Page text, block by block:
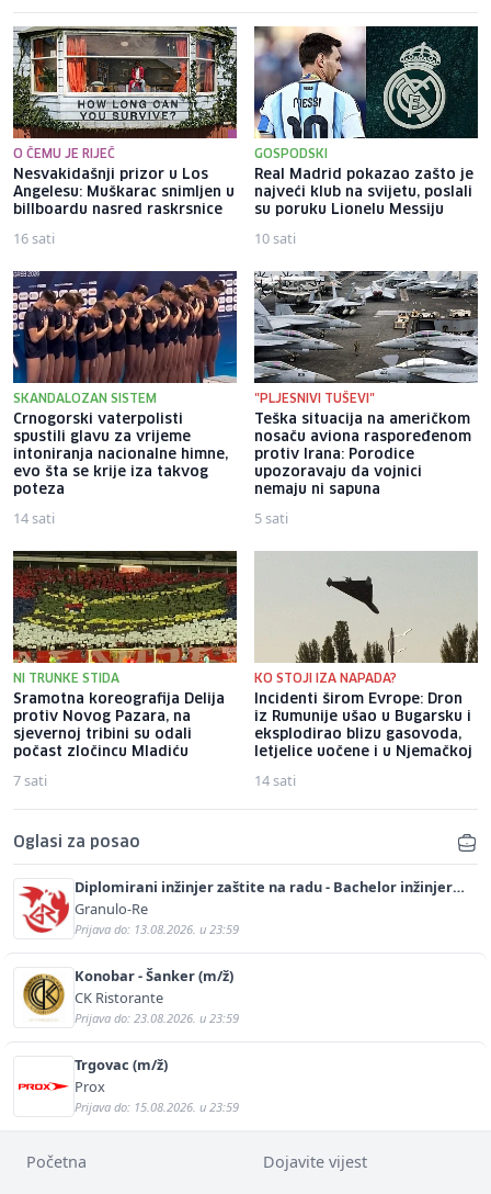
O ČEMU JE RIJEČ
Nesvakidašnji prizor u Los
Angelesu: Muškarac snimljen u
billboardu nasred raskrsnice
16 sati
GOSPODSKI
Real Madrid pokazao zašto je
najveći klub na svijetu, poslali
su poruku Lionelu Messiju
10 sati
SKANDALOZAN SISTEM
Crnogorski vaterpolisti
spustili glavu za vrijeme
intoniranja nacionalne himne,
evo šta se krije iza takvog
poteza
14 sati
"PLJESNIVI TUŠEVI"
Teška situacija na američkom
nosaču aviona raspoređenom
protiv Irana: Porodice
upozoravaju da vojnici
nemaju ni sapuna
5 sati
NI TRUNKE STIDA
Sramotna koreografija Delija
protiv Novog Pazara, na
sjevernoj tribini su odali
počast zločincu Mladiću
7 sati
KO STOJI IZA NAPADA?
Incidenti širom Evrope: Dron
iz Rumunije ušao u Bugarsku i
eksplodirao blizu gasovoda,
letjelice uočene i u Njemačkoj
14 sati
Oglasi za posao
Diplomirani inžinjer zaštite na radu - Bachelor inžinjer
sigurnosti i pomoći (m/ž)
Granulo-Re
Prijava do: 13.08.2026. u 23:59
Konobar - Šanker (m/ž)
CK Ristorante
Prijava do: 23.08.2026. u 23:59
Trgovac (m/ž)
Prox
Prijava do: 15.08.2026. u 23:59
Početna Dojavite vijest